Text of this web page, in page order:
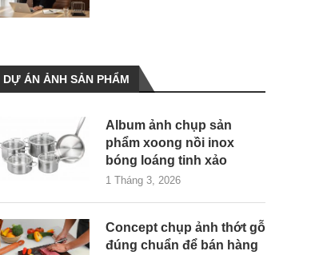
DỰ ÁN ẢNH SẢN PHẨM
Album ảnh chụp sản
phẩm xoong nồi inox
bóng loáng tinh xảo
1 Tháng 3, 2026
Concept chụp ảnh thớt gỗ
đúng chuẩn để bán hàng